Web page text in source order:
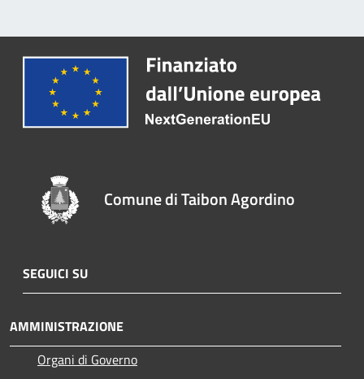
Comune di Taibon Agordino
SEGUICI SU
AMMINISTRAZIONE
Organi di Governo